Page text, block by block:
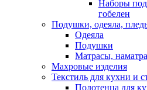
Наборы
гобелен
Подушки, одеяла,
Одеяла
Подушки
Матрасы,
Махровые изделия
Текстиль для кухни и
Полотенца для